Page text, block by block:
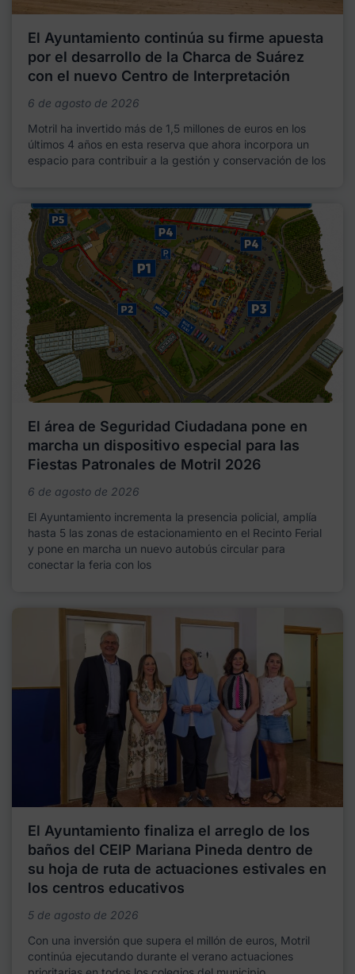
El Ayuntamiento continúa su firme apuesta
por el desarrollo de la Charca de Suárez
con el nuevo Centro de Interpretación
6 de agosto de 2026
Motril ha invertido más de 1,5 millones de euros en los
últimos 4 años en esta reserva que ahora incorpora un
espacio para contribuir a la gestión y conservación de los
El área de Seguridad Ciudadana pone en
marcha un dispositivo especial para las
Fiestas Patronales de Motril 2026
6 de agosto de 2026
El Ayuntamiento incrementa la presencia policial, amplía
hasta 5 las zonas de estacionamiento en el Recinto Ferial
y pone en marcha un nuevo autobús circular para
conectar la feria con los
El Ayuntamiento finaliza el arreglo de los
baños del CEIP Mariana Pineda dentro de
su hoja de ruta de actuaciones estivales en
los centros educativos
5 de agosto de 2026
Con una inversión que supera el millón de euros, Motril
continúa ejecutando durante el verano actuaciones